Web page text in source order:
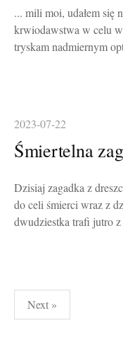
... mili moi, udałem się
krwiodawstwa w celu
tryskam nadmiernym
2023-07-22
Śmiertelna
Dzisiaj zagadka z
do celi śmierci wraz z
dwudziestka trafi jutro z
Stronicowanie
wpisów
Next »